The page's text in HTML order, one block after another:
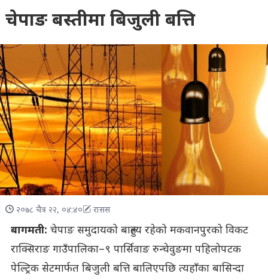
चेपाङ बस्तीमा बिजुली बत्ति
२०७८ चैत्र २२, ०४:४० रासस
बागमती: चेपाङ समुदायको बाहुल्य रहेको मकवानपुरको विकट
राक्सिराङ गाउँपालिका–९ पार्सिवाङ रुन्चेवुङमा पहिलोपटक
पेल्ट्रिक सेटमार्फत बिजुली बत्ति बालिएपछि त्यहाँका बासिन्दा